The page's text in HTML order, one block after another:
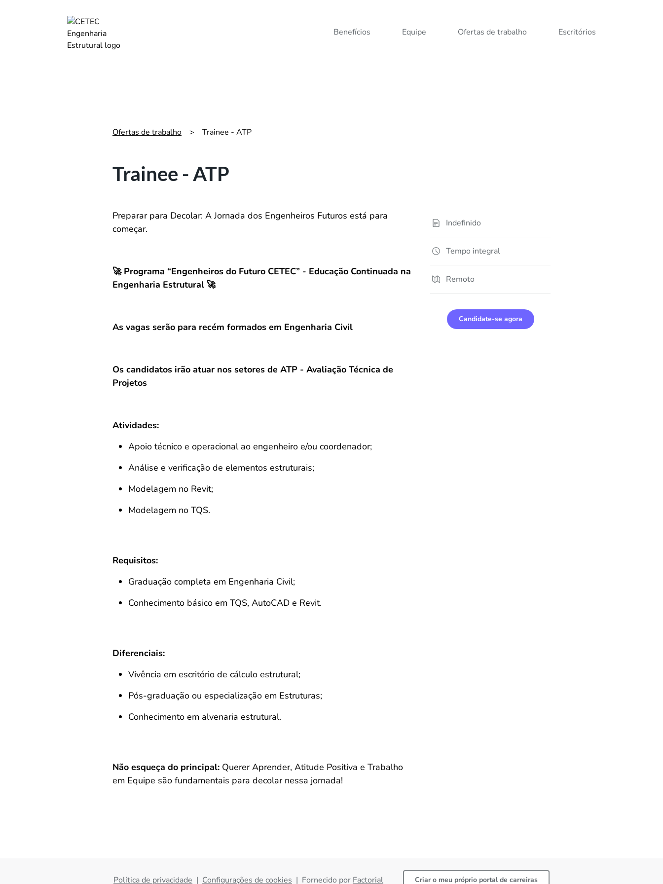
Benefícios Equipe Ofertas de trabalho Escritórios
Ofertas de trabalho > Trainee - ATP
Trainee - ATP
Preparar para Decolar: A Jornada dos Engenheiros Futuros está para
começar.
🚀 Programa “Engenheiros do Futuro CETEC” - Educação Continuada na
Engenharia Estrutural 🚀
As vagas serão para recém formados em Engenharia Civil
Os candidatos irão atuar nos setores de ATP - Avaliação Técnica de
Projetos
Atividades:
Apoio técnico e operacional ao engenheiro e/ou coordenador;
Análise e verificação de elementos estruturais;
Modelagem no Revit;
Modelagem no TQS.
Requisitos:
Graduação completa em Engenharia Civil;
Conhecimento básico em TQS, AutoCAD e Revit.
Diferenciais:
Vivência em escritório de cálculo estrutural;
Pós-graduação ou especialização em Estruturas;
Conhecimento em alvenaria estrutural.
Não esqueça do principal: Querer Aprender, Atitude Positiva e Trabalho
em Equipe são fundamentais para decolar nessa jornada!
Indefinido
Tempo integral
Remoto
Candidate-se agora
Política de privacidade | Configurações de cookies | Fornecido por Factorial Criar o meu próprio portal de carreiras